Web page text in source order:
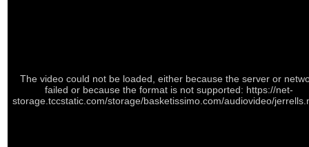
The video could not be loaded, either because the server or
failed or because the format is not supported: https://net-
storage.tccstatic.com/storage/basketissimo.com/audiovideo/